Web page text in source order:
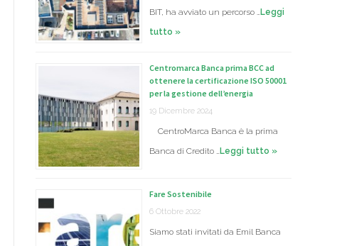
BIT, ha avviato un percorso …Leggi
tutto »
Centromarca Banca prima BCC ad
ottenere la certificazione ISO 50001
per la gestione dell’energia
19 Dicembre 2024
CentroMarca Banca è la prima
Banca di Credito …Leggi tutto »
Fare Sostenibile
6 Ottobre 2022
Siamo stati invitati da Emil Banca